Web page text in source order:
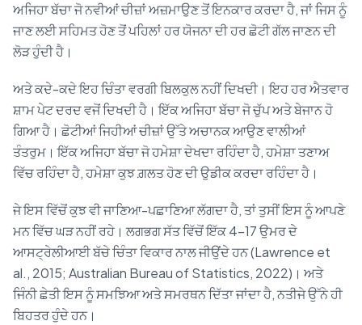
ਅਜਿਹਾ ਬੱਚਾ ਜੋ ਨਵੀਆਂ ਚੀਜ਼ਾਂ ਅਜ਼ਮਾਉਣ ਤੋਂ ਇਨਕਾਰ ਕਰਦਾ ਹੈ, ਜਾਂ ਜਿਸ ਨੂੰ
ਜਾਣ ਲਈ ਸਹਿਮਤ ਹੋਣ ਤੋਂ ਪਹਿਲਾਂ ਹਰ ਯੋਜਨਾ ਦੀ ਹਰ ਛੋਟੀ ਗੱਲ ਜਾਣਨ ਦੀ
ਲੋੜ ਹੁੰਦੀ ਹੈ।
ਅਤੇ ਕਦੇ-ਕਦੇ ਇਹ ਚਿੰਤਾ ਵਰਗੀ ਬਿਲਕੁਲ ਨਹੀਂ ਦਿਖਦੀ। ਇਹ ਹਰ ਐਤਵਾਰ
ਸ਼ਾਮ ਪੇਟ ਦਰਦ ਵਜੋਂ ਦਿਖਦੀ ਹੈ। ਇੱਕ ਅਜਿਹਾ ਬੱਚਾ ਜੋ ਚੁੱਪ ਅਤੇ ਬੇਜਾਨ ਹੋ
ਗਿਆ ਹੈ। ਛੋਟੀਆਂ ਜਿਹੀਆਂ ਚੀਜ਼ਾਂ ਉੱਤੇ ਅਚਾਨਕ ਆਉਣ ਵਾਲੀਆਂ
ਤੰਤਰੁਮ। ਇੱਕ ਅਜਿਹਾ ਬੱਚਾ ਜੋ ਹਮੇਸ਼ਾ ਦੇਖਦਾ ਰਹਿੰਦਾ ਹੈ, ਹਮੇਸ਼ਾ ਤਣਾਅ
ਵਿੱਚ ਰਹਿੰਦਾ ਹੈ, ਹਮੇਸ਼ਾ ਕੁਝ ਗ਼ਲਤ ਹੋਣ ਦੀ ਉਡੀਕ ਕਰਦਾ ਰਹਿੰਦਾ ਹੈ।
ਜੇ ਇਸ ਵਿੱਚੋਂ ਕੁਝ ਵੀ ਜਾਣਿਆ-ਪਛਾਣਿਆ ਲੱਗਦਾ ਹੈ, ਤਾਂ ਤੁਸੀਂ ਇਸ ਨੂੰ ਆਪਣੇ
ਮਨ ਵਿੱਚ ਘੜ ਨਹੀਂ ਰਹੇ। ਲਗਭਗ ਸੱਤ ਵਿੱਚੋਂ ਇੱਕ 4–17 ਉਮਰ ਦੇ
ਆਸਟ੍ਰੇਲੀਆਈ ਬੱਚੇ ਚਿੰਤਾ ਵਿਕਾਰ ਨਾਲ ਜੀਉਂਦੇ ਹਨ (Lawrence et
al., 2015; Australian Bureau of Statistics, 2022)। ਅਤੇ
ਜਿੰਨੀ ਛੇਤੀ ਇਸ ਨੂੰ ਸਮਝਿਆ ਅਤੇ ਸਮਰਥਨ ਦਿੱਤਾ ਜਾਂਦਾ ਹੈ, ਨਤੀਜੇ ਉੱਨੇ ਹੀ
ਬਿਹਤਰ ਹੁੰਦੇ ਹਨ।